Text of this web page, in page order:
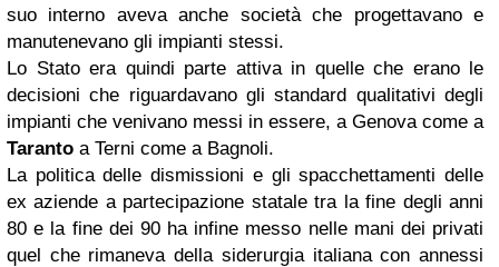
suo interno aveva anche società che progettavano e
manutenevano gli impianti stessi.
Lo Stato era quindi parte attiva in quelle che erano le
decisioni che riguardavano gli standard qualitativi degli
impianti che venivano messi in essere, a Genova come a
Taranto a Terni come a Bagnoli.
La politica delle dismissioni e gli spacchettamenti delle
ex aziende a partecipazione statale tra la fine degli anni
80 e la fine dei 90 ha infine messo nelle mani dei privati
quel che rimaneva della siderurgia italiana con annessi